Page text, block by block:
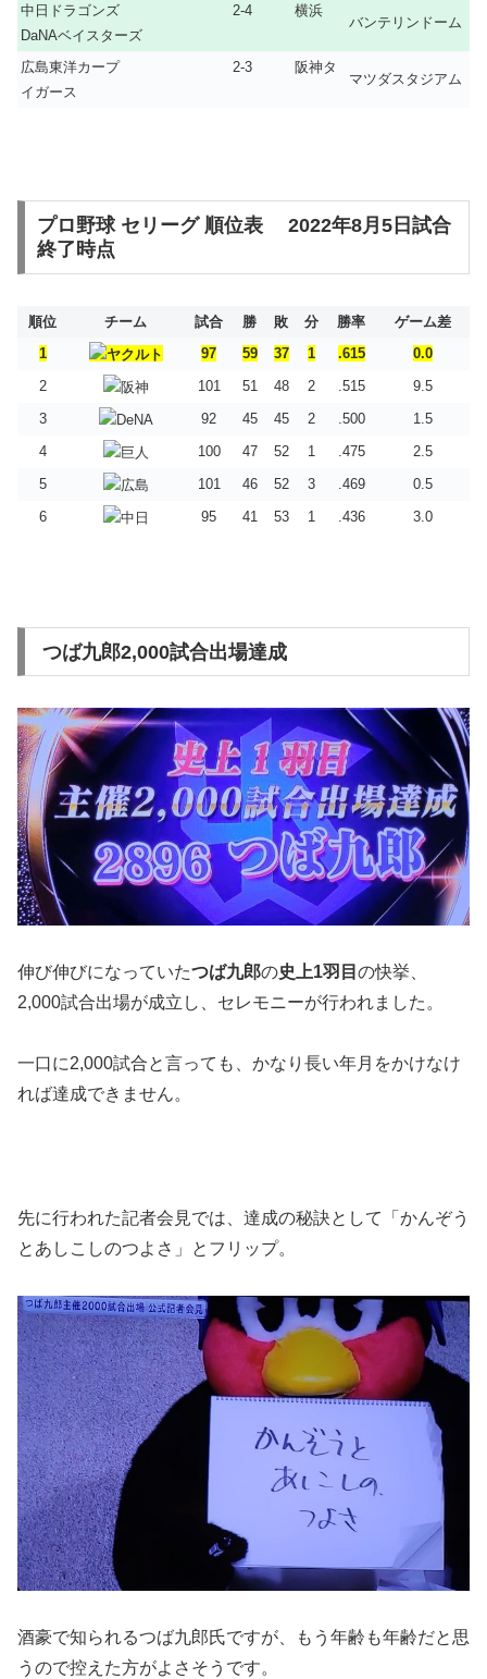
中日ドラゴンズ 2-4 横浜
DaNAベイスターズ
バンテリンドーム
広島東洋カープ 2-3 阪神タ
イガース
マツダスタジアム
プロ野球 セリーグ 順位表 2022年8月5日試合
終了時点
順位 チーム 試合 勝 敗 分 勝率
ゲーム差
1
97 59 37 1 .615
0.0
2
101 51 48 2 .515
9.5
3
92 45 45 2 .500
1.5
4
100 47 52 1 .475
2.5
5
101 46 52 3 .469
0.5
6
95 41 53 1 .436 3.0
つば九郎2,000試合出場達成
伸び伸びになっていたつば九郎の史上1羽目 の快挙、
2,000試合出場が成立し、セレモニーが行われました。
一口に2,000試合と言っても、かなり長い年月をかけなけ
れば達成できません。
先に行われた記者会見では、達成の秘訣として「かんぞう
とあしこしのつよさ」とフリップ。
酒豪で知られるつば九郎氏ですが、もう年齢も年齢だと思
うので控えた方がよさそうです。